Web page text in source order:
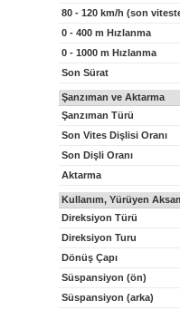
80 - 120 km/h (son
0 - 400 m Hızlanma
0 - 1000 m Hızlanma
Son Sürat
Şanzıman ve Aktarma
Şanzıman Türü
Son Vites Dişlisi Oranı
Son Dişli Oranı
Aktarma
Kullanım, Yürüyen
Direksiyon Türü
Direksiyon Turu
Dönüş Çapı
Süspansiyon (ön)
Süspansiyon (arka)